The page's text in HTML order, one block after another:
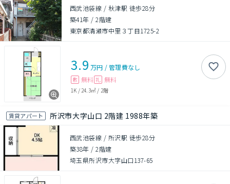
西武池袋線 / 秋津駅 徒歩28分
築41年 /2階建
東京都清瀬市中里３丁目1725-2
3.9 万円 /管理費なし
敷 無料 礼 無料
1K / 24.3㎡ / 2階
賃貸アパート 所沢市大字山口 2階建 1988年築
西武池袋線 / 所沢駅 徒歩28分
築38年 /2階建
埼玉県所沢市大字山口137-65